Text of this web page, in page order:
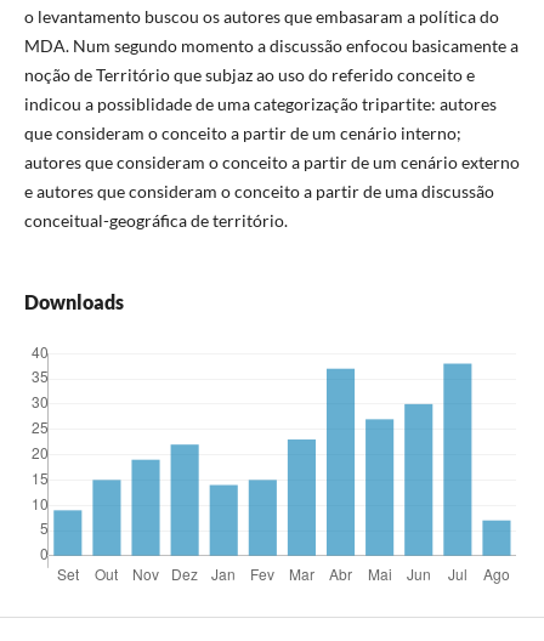
o levantamento buscou os autores que embasaram a política do
MDA. Num segundo momento a discussão enfocou basicamente a
noção de Território que subjaz ao uso do referido conceito e
indicou a possiblidade de uma categorização tripartite: autores
que consideram o conceito a partir de um cenário interno;
autores que consideram o conceito a partir de um cenário externo
e autores que consideram o conceito a partir de uma discussão
conceitual-geográfica de território.
Downloads